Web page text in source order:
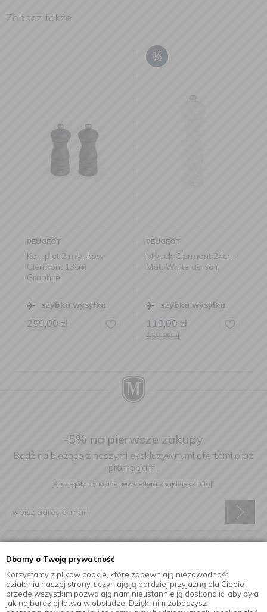
Dbamy o Twoją prywatność
Korzystamy z plików cookie, które zapewniają niezawodność
działania naszej strony, uczyniają ją bardziej przyjazną dla Ciebie i
przede wszystkim pozwalają nam nieustannie ją doskonalić, aby była
jak najbardziej łatwa w obsłudze. Dzięki nim zobaczysz
Zobacz także
PEUGEOT
Komplet 2 młynków
Clermont 13cm
Graphite
szybka wysyłka
259,00 zł
PEUGEOT
Młynek Clermont 24cm
Matt White do soli
szybka wysyłka
119,00 zł
169,00zł
-5% na pierwsze zakupy
Bądź na bieżąco z naszymi ekskluzywnymi ofertami oraz
promocjami.
Szczegóły odnośnie newslettera znajdziesz tutaj.
elektroniczną na podany adres e-mail.
Informacje